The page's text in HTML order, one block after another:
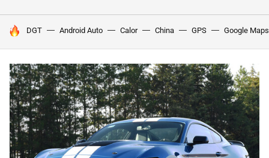
HOY SE HABLA DE
DGT Android Auto Calor China GPS Google Maps